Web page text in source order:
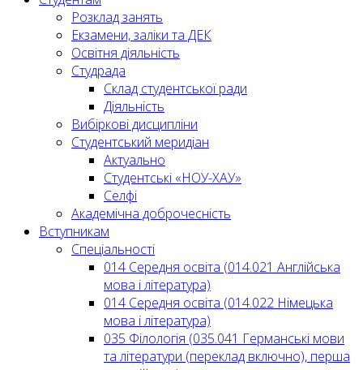
Розклад занять
Екзамени, заліки та ДЕК
Освітня діяльність
Студрада
Склад студентської ради
Діяльність
Вибіркові дисципліни
Студентський меридіан
Актуально
Студентські «НОУ-ХАУ»
Селфі
Академічна доброчесність
Вступникам
Спеціальності
014 Середня освіта (014.021 Англійська
мова і література)
014 Середня освіта (014.022 Німецька
мова і література)
035 Філологія (035.041 Германські мови
та літератури (переклад включно), перша